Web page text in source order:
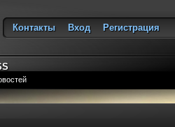
Контакты Вход
Регистрация